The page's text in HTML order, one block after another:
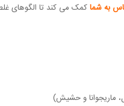
به شماکمک می کند تا الگوهای
ماریجوانا و حشیش)